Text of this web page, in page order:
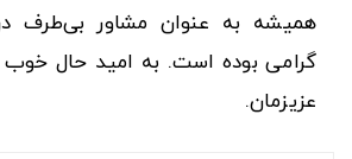
همیشه به عنوان مشاور بی‌طرف
گرامی بوده است. به امید حال خوب
عزیزمان.